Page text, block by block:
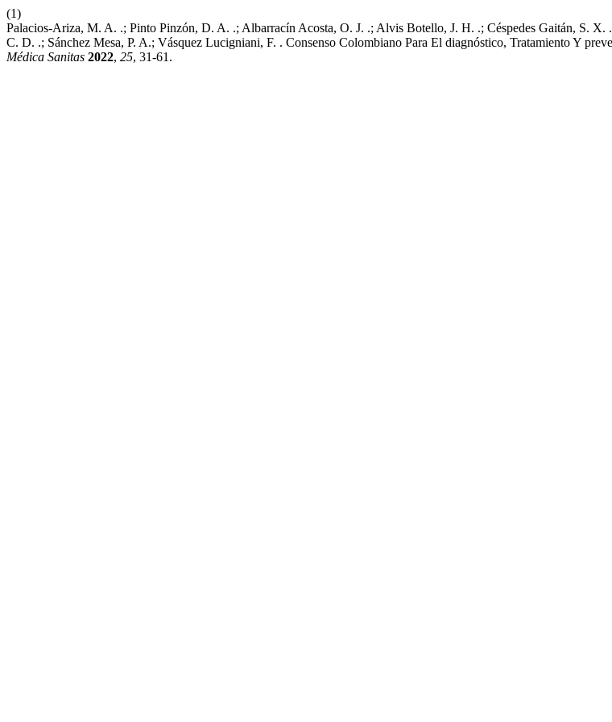
(1)
Palacios-Ariza, M. A. .; Pinto Pinzón, D. A. .; Albarracín Acosta, O. J. .; Alvis Botello, J. H. .; Céspedes Gaitán, S.
C. D. .; Sánchez Mesa, P. A.; Vásquez Lucigniani, F. . Consenso Colombiano Para El diagnóstico, Tratamiento Y
Médica Sanitas 2022, 25, 31-61.